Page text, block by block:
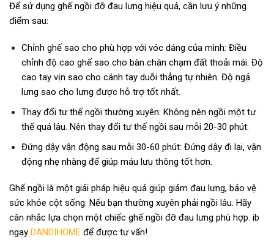
Để sử dụng ghế ngồi đỡ đau lưng hiệu quả, cần lưu ý những
điểm sau:
Chỉnh ghế sao cho phù hợp với vóc dáng của mình: Điều
chỉnh độ cao ghế sao cho bàn chân chạm đất thoải mái. Độ
cao tay vịn sao cho cánh tay duỗi thẳng tự nhiên. Độ ngả
lưng sao cho lưng được hỗ trợ tốt nhất.
Thay đổi tư thế ngồi thường xuyên: Không nên ngồi một tư
thế quá lâu. Nên thay đổi tư thế ngồi sau mỗi 20-30 phút.
Đứng dậy vận động sau mỗi 30-60 phút: Đứng dậy đi lại, vận
động nhẹ nhàng để giúp máu lưu thông tốt hơn.
Ghế ngồi là một giải pháp hiệu quả giúp giảm đau lưng, bảo vệ
sức khỏe cột sống. Nếu bạn thường xuyên phải ngồi lâu. Hãy
cân nhắc lựa chọn một chiếc ghế ngồi đỡ đau lưng phù hợp. ib
ngay DANDIHOME để được tư vấn!